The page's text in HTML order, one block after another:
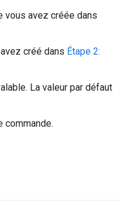
avez créée dans
créé dans Étape 2:
La valeur par défaut
commande.